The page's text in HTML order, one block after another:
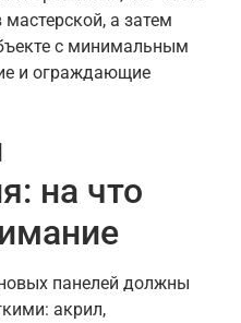
а затем
с минимальным
и ограждающие
на что
панелей должны
акрил,